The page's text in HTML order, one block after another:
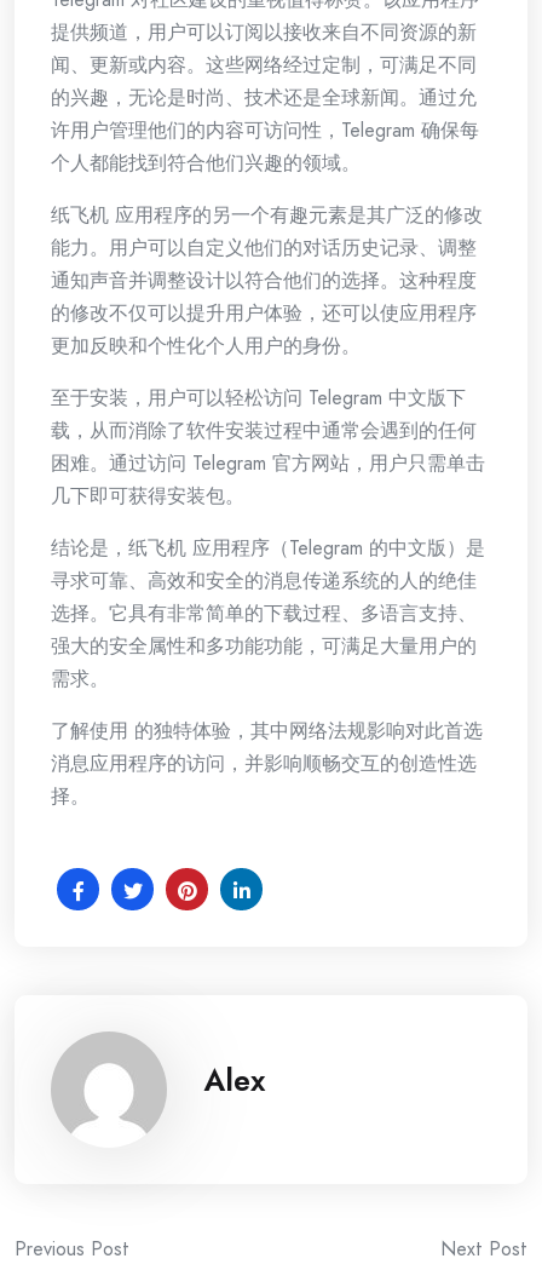
提供频道，用户可以订阅以接收来自不同资源的新
闻、更新或内容。这些网络经过定制，可满足不同
的兴趣，无论是时尚、技术还是全球新闻。通过允
许用户管理他们的内容可访问性，Telegram 确保每
个人都能找到符合他们兴趣的领域。
纸飞机 应用程序的另一个有趣元素是其广泛的修改
能力。用户可以自定义他们的对话历史记录、调整
通知声音并调整设计以符合他们的选择。这种程度
的修改不仅可以提升用户体验，还可以使应用程序
更加反映和个性化个人用户的身份。
至于安装，用户可以轻松访问 Telegram 中文版下
载，从而消除了软件安装过程中通常会遇到的任何
困难。通过访问 Telegram 官方网站，用户只需单击
几下即可获得安装包。
结论是，纸飞机 应用程序（Telegram 的中文版）是
寻求可靠、高效和安全的消息传递系统的人的绝佳
选择。它具有非常简单的下载过程、多语言支持、
强大的安全属性和多功能功能，可满足大量用户的
需求。
了解使用 的独特体验，其中网络法规影响对此首选
消息应用程序的访问，并影响顺畅交互的创造性选
择。
Alex
Previous Post Next Post